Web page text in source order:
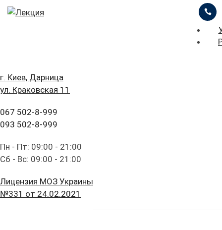
ЦІНИ
БЛОГ
ПАЦІЄНТУ
КОНТАКТИ
ПОСЛУГИ
ПРО НАС
БЛОГ
г. Киев, Дарница
ул. Краковская 11
067 502-8-999
093 502-8-999
Пн - Пт: 09:00 - 21:00
Сб - Вс: 09:00 - 21:00
Лицензия МОЗ Украины
№331 от 24.02.2021
практика:
актуальные
правовые и
организационные
вопросы